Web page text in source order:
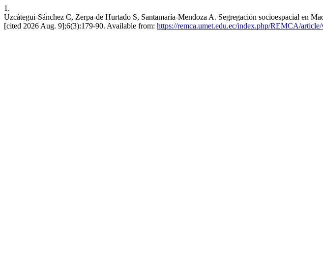
1.
Uzcátegui-Sánchez C, Zerpa-de Hurtado S, Santamaría-Mendoza A. Segregación socioespacial en
[cited 2026 Aug. 9];6(3):179-90. Available from: https://remca.umet.edu.ec/index.php/REMCA/